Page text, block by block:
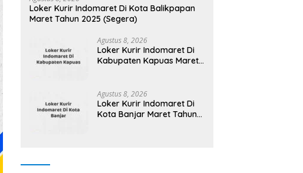
Loker Kurir Indomaret Di Kota Balikpapan
Maret Tahun 2025 (Segera)
Agustus 8, 2026
Loker Kurir Indomaret Di
Kabupaten Kapuas Maret
Agustus 8, 2026
Loker Kurir Indomaret Di
Kota Banjar Maret Tahun